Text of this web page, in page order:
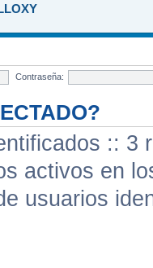
Contraseña:
:: 3
activos en
usuarios